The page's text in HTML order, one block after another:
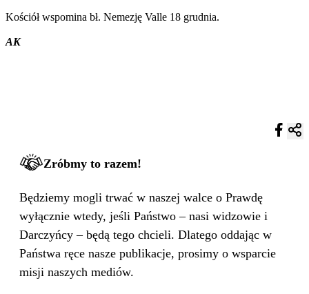
Kościół wspomina bł. Nemezję Valle 18 grudnia.
AK
Zróbmy to razem!
Będziemy mogli trwać w naszej walce o Prawdę
wyłącznie wtedy, jeśli Państwo – nasi widzowie i
Darczyńcy – będą tego chcieli. Dlatego oddając w
Państwa ręce nasze publikacje, prosimy o wsparcie
misji naszych mediów.